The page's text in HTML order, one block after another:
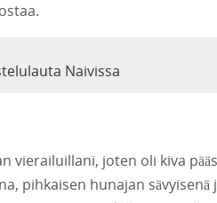
Naivissa
vierailuillani, joten oli kiva
pihkaisen hunajan